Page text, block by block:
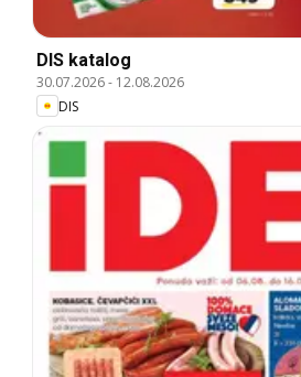
DIS katalog
30.07.2026- 12.08.2026
DIS